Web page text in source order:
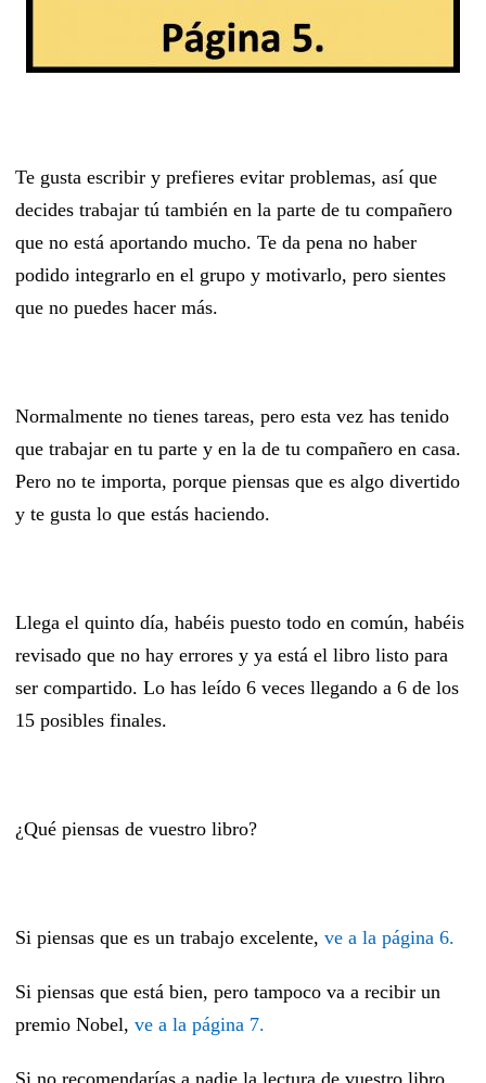
Te gusta escribir y prefieres evitar problemas, así que
decides trabajar tú también en la parte de tu compañero
que no está aportando mucho. Te da pena no haber
podido integrarlo en el grupo y motivarlo, pero sientes
que no puedes hacer más.
Normalmente no tienes tareas, pero esta vez has tenido
que trabajar en tu parte y en la de tu compañero en casa.
Pero no te importa, porque piensas que es algo divertido
y te gusta lo que estás haciendo.
Llega el quinto día, habéis puesto todo en común, habéis
revisado que no hay errores y ya está el libro listo para
ser compartido. Lo has leído 6 veces llegando a 6 de los
15 posibles finales.
¿Qué piensas de vuestro libro?
Si piensas que es un trabajo excelente, ve a la página 6.
Si piensas que está bien, pero tampoco va a recibir un
premio Nobel, ve a la página 7.
Si no recomendarías a nadie la lectura de vuestro libro,